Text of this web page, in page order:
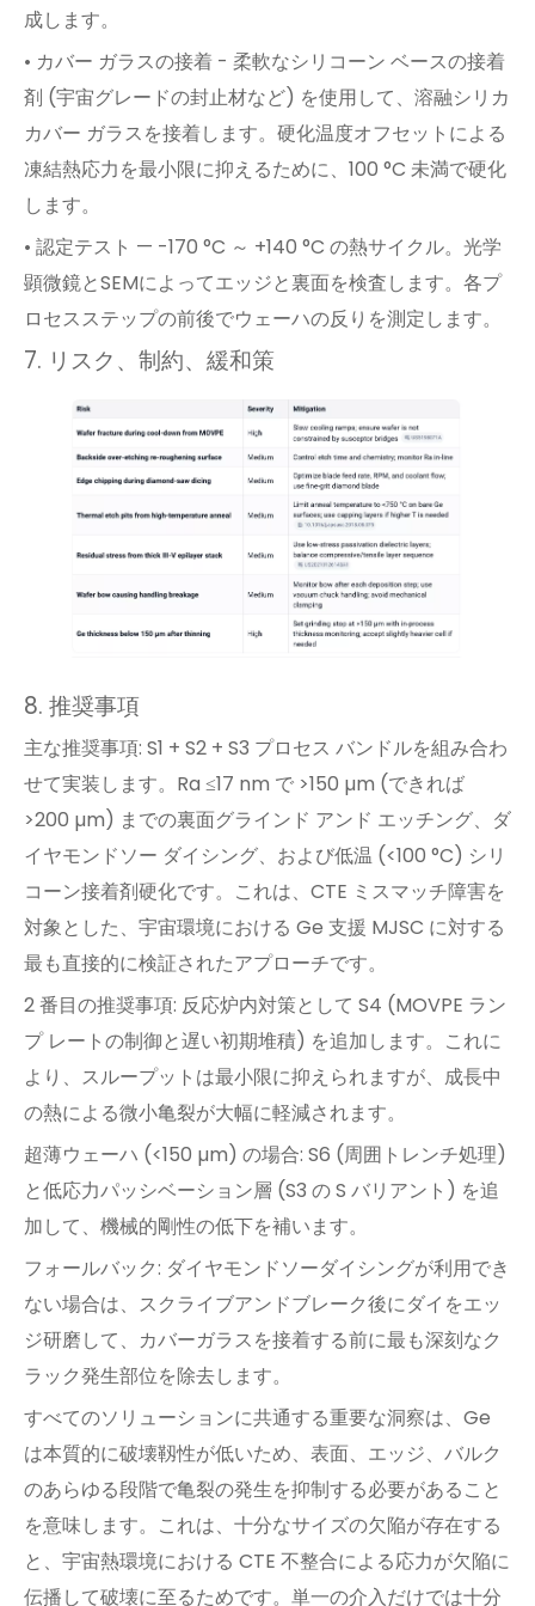
成します。
• カバー ガラスの接着 - 柔軟なシリコーン ベースの接着
剤 (宇宙グレードの封止材など) を使用して、溶融シリカ
カバー ガラスを接着します。硬化温度オフセットによる
凍結熱応力を最小限に抑えるために、100 °C 未満で硬化
します。
• 認定テスト — -170 °C ～ +140 °C の熱サイクル。光学
顕微鏡とSEMによってエッジと裏面を検査します。各プ
ロセスステップの前後でウェーハの反りを測定します。
7. リスク、制約、緩和策
8. 推奨事項
主な推奨事項: S1 + S2 + S3 プロセス バンドルを組み合わ
せて実装します。Ra ≤17 nm で >150 µm (できれば
>200 µm) までの裏面グラインド アンド エッチング、ダ
イヤモンドソー ダイシング、および低温 (<100 °C) シリ
コーン接着剤硬化です。これは、CTE ミスマッチ障害を
対象とした、宇宙環境における Ge 支援 MJSC に対する
最も直接的に検証されたアプローチです。
2 番目の推奨事項: 反応炉内対策として S4 (MOVPE ラン
プ レートの制御と遅い初期堆積) を追加します。これに
より、スループットは最小限に抑えられますが、成長中
の熱による微小亀裂が大幅に軽減されます。
超薄ウェーハ (<150 µm) の場合: S6 (周囲トレンチ処理)
と低応力パッシベーション層 (S3 の S バリアント) を追
加して、機械的剛性の低下を補います。
フォールバック: ダイヤモンドソーダイシングが利用でき
ない場合は、スクライブアンドブレーク後にダイをエッ
ジ研磨して、カバーガラスを接着する前に最も深刻なク
ラック発生部位を除去します。
すべてのソリューションに共通する重要な洞察は、Ge
は本質的に破壊靱性が低いため、表面、エッジ、バルク
のあらゆる段階で亀裂の発生を抑制する必要があること
を意味します。これは、十分なサイズの欠陥が存在する
と、宇宙熱環境における CTE 不整合による応力が欠陥に
伝播して破壊に至るためです。単一の介入だけでは十分